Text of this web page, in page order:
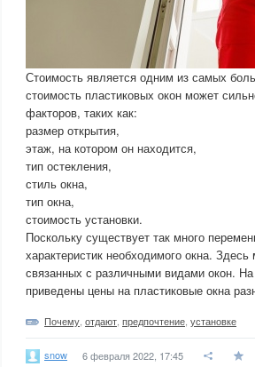
Стоимость является одним из самых
стоимость пластиковых окон может
факторов, таких как:
размер открытия,
этаж, на котором он находится,
тип остекления,
стиль окна,
тип окна,
стоимость установки.
Поскольку существует так много
характеристик необходимого окна.
связанных с различными видами окон. На
приведены цены на пластиковые окна
Почему отдают предпочтение установке
snow 6 февраля 2022, 17:45